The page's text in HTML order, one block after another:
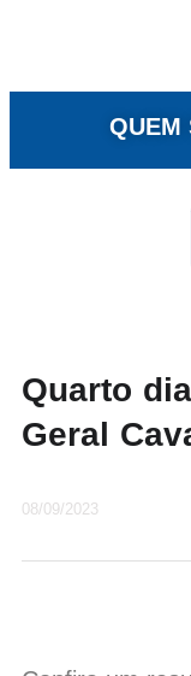
Quarto
Geral
08/09/2023